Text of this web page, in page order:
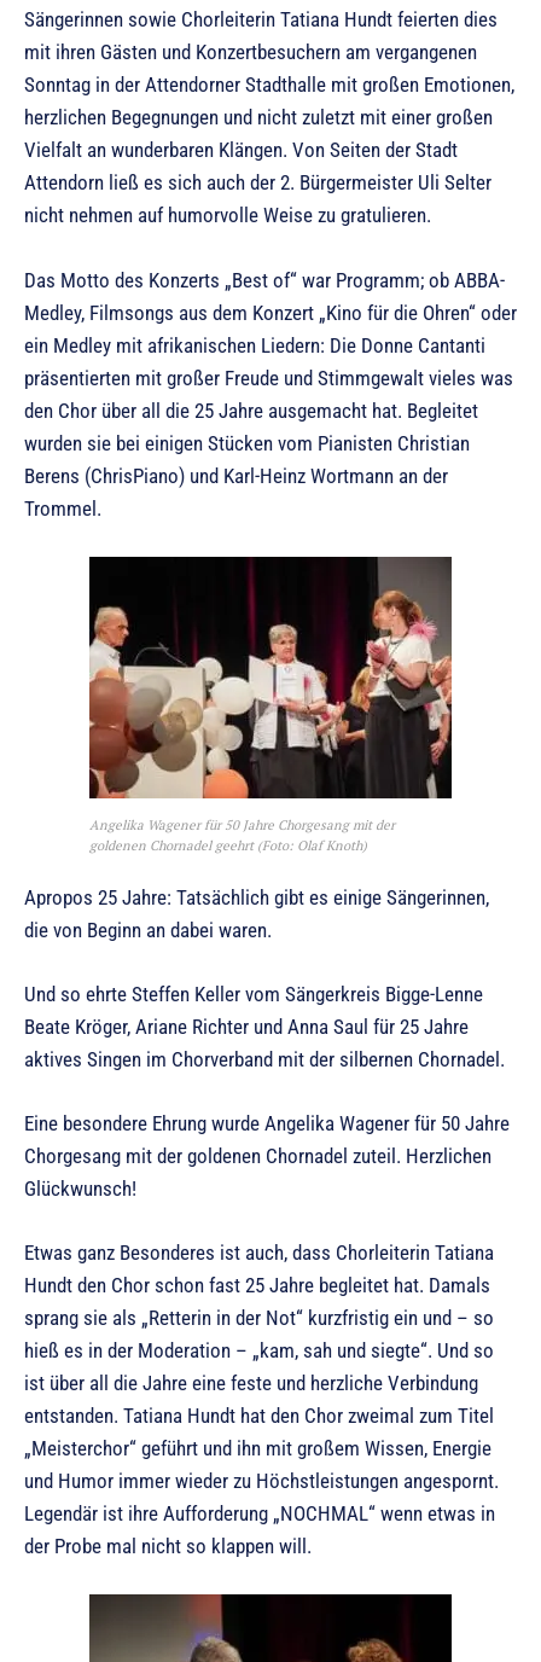
Sängerinnen sowie Chorleiterin Tatiana Hundt feierten dies
mit ihren Gästen und Konzertbesuchern am vergangenen
Sonntag in der Attendorner Stadthalle mit großen Emotionen,
herzlichen Begegnungen und nicht zuletzt mit einer großen
Vielfalt an wunderbaren Klängen. Von Seiten der Stadt
Attendorn ließ es sich auch der 2. Bürgermeister Uli Selter
nicht nehmen auf humorvolle Weise zu gratulieren.
Das Motto des Konzerts „Best of“ war Programm; ob ABBA-
Medley, Filmsongs aus dem Konzert „Kino für die Ohren“ oder
ein Medley mit afrikanischen Liedern: Die Donne Cantanti
präsentierten mit großer Freude und Stimmgewalt vieles was
den Chor über all die 25 Jahre ausgemacht hat. Begleitet
wurden sie bei einigen Stücken vom Pianisten Christian
Berens (ChrisPiano) und Karl-Heinz Wortmann an der
Trommel.
Angelika Wagener für 50 Jahre Chorgesang mit der
goldenen Chornadel geehrt (Foto: Olaf Knoth)
Apropos 25 Jahre: Tatsächlich gibt es einige Sängerinnen,
die von Beginn an dabei waren.
Und so ehrte Steffen Keller vom Sängerkreis Bigge-Lenne
Beate Kröger, Ariane Richter und Anna Saul für 25 Jahre
aktives Singen im Chorverband mit der silbernen Chornadel.
Eine besondere Ehrung wurde Angelika Wagener für 50 Jahre
Chorgesang mit der goldenen Chornadel zuteil. Herzlichen
Glückwunsch!
Etwas ganz Besonderes ist auch, dass Chorleiterin Tatiana
Hundt den Chor schon fast 25 Jahre begleitet hat. Damals
sprang sie als „Retterin in der Not“ kurzfristig ein und – so
hieß es in der Moderation – „kam, sah und siegte“. Und so
ist über all die Jahre eine feste und herzliche Verbindung
entstanden. Tatiana Hundt hat den Chor zweimal zum Titel
„Meisterchor“ geführt und ihn mit großem Wissen, Energie
und Humor immer wieder zu Höchstleistungen angespornt.
Legendär ist ihre Aufforderung „NOCHMAL“ wenn etwas in
der Probe mal nicht so klappen will.